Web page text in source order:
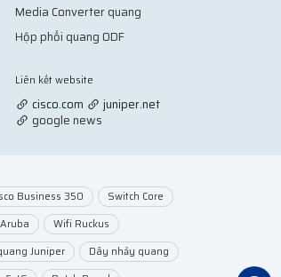
Media Converter quang
Hộp phối quang ODF
Liên kết website
cisco.com
juniper.net
google news
Business 350
Switch Core
Wifi Ruckus
Juniper
Dây nhảy quang